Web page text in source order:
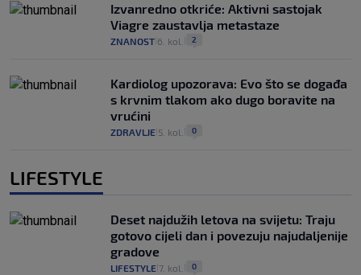
Izvanredno otkriće: Aktivni sastojak
Viagre zaustavlja metastaze
ZNANOST 6. kol. 2
Kardiolog upozorava: Evo što se događa
s krvnim tlakom ako dugo boravite na
vrućini
ZDRAVLJE 5. kol. 0
LIFESTYLE
Deset najdužih letova na svijetu: Traju
gotovo cijeli dan i povezuju najudaljenije
gradove
LIFESTYLE 7. kol. 0